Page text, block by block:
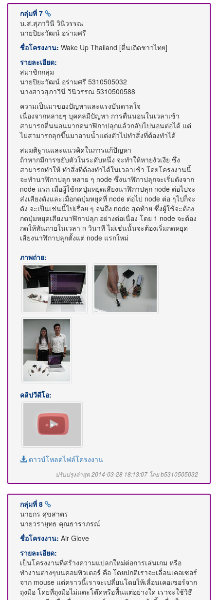
กลุ่มที่ 7
น.ส.สุภาวินี วินิวรรณ
นายปิยะวัฒน์ อร่ามศรี
ชื่อโครงงาน: Wake Up Thailand [ตื่นเถิดชาวไทย]
รายละเอียด:
สมาชิกกลุ่ม
นายปิยะวัฒน์ อร่ามศรี 5310505032
นางสาวสุภาวินี วินิวรรณ 5310500588
ความเป็นมาของปัญหาและแรงบันดาลใจ
เนื่องจากหลายๆ บุคคลมีปัญหา การตื่นนอนในเวลาเช้า
สามารถตื่นนอนมากดนาฬิกาปลุกแล้วกลับไปนอนต่อได้ แต่
ไม่สามารถลุกขึ้นมาอาบน้ำแต่งตัวไปทำสิ่งที่ต้องทำได้
สมมติฐานและแนวคิดในการแก้ปัญหา
ถ้าหากมีการขยับตัวในระดับหนึ่ง จะทำให้หายงัวเงีย ซึ่ง
สามารถทำให้ ทำสิ่งที่ต้องทำได้ในเวลาเช้า โดยโครงงานนี้
จะทำนาฬิกาปลุก หลาย ๆ node ซึ่งนาฬิกาปลุกจะเริ่มดังจาก
node แรก เมื่อผู้ใช้กดปุ่มหยุดเสียงนาฬิกาปลุก node ต่อไปจะ
ส่งเสียงดังและเมื่อกดปุ่มหยุดที่ node ต่อไป node ต่อ ๆไปก็จะ
ดัง จะเป็นเช่นนี้ไปเรื่อย ๆ จนถึง node สุดท้าย ซึ่งผู้ใช้จะต้อง
กดปุ่มหยุดเสียงนาฬิกาปลุก อย่างต่อเนื่อง โดย 1 node จะต้อง
กดให้ทันภายในเวลา n วินาที ไม่เช่นนั้นจะต้องเริ่มกดหยุด
เสียงนาฬิกาปลุกตั้งแต่ node แรกใหม่
ภาพถ่าย:
คลิปวีดีโอ:
ดาวน์โหลดไฟล์โครงงาน
ปรับปรุงล่าสุด 2014-03-28 18:13:07 โดย b5310505032
กลุ่มที่ 8
นายกร ศุขสาตร
นายวรายุทธ คุณธาราภรณ์
ชื่อโครงงาน: Air Glove
รายละเอียด:
เป็นโครงงานที่สร้างความแปลกใหม่ต่อการเล่นเกม หรือ
ทำงานต่างๆบนคอมพิวเตอร์ คือ โดยปกติเราจะเลื่อนเคอเซอร์
จาก mouse แต่คราวนี้เราจะเปลี่ยนโดยให้เลื่อนเคอเซอร์จาก
ถุงมือ โดยที่ถุงมือไม่แตะโต๊ดหรือพื้นแต่อย่างใด เราจะใช้วิธี